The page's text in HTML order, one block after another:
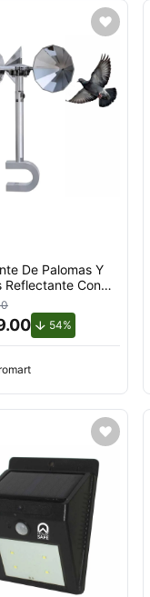
De Palomas Y
Reflectante Con
Viento Para
Con Soporte en
54%